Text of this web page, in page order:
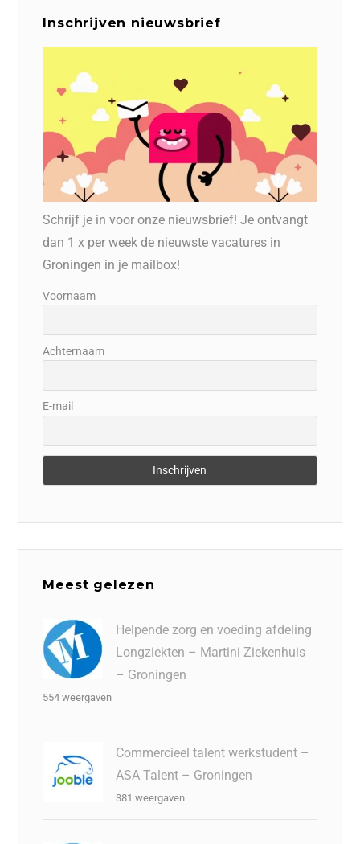
Inschrijven nieuwsbrief
Schrijf je in voor onze nieuwsbrief! Je ontvangt
dan 1 x per week de nieuwste vacatures in
Groningen in je mailbox!
Voornaam
Achternaam
E-mail
Meest gelezen
Helpende zorg en voeding afdeling
Longziekten – Martini Ziekenhuis
– Groningen
554 weergaven
Commercieel talent werkstudent –
ASA Talent – Groningen
381 weergaven